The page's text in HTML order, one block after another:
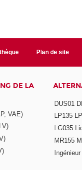
Plan de site
DE LA
VAE)
DUS01
LP135
LG035
MR155